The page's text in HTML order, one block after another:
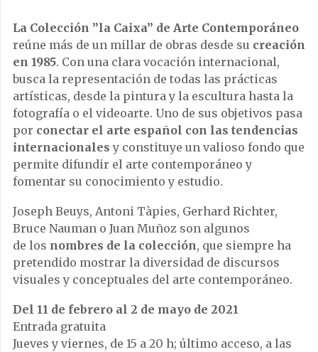
La Colección ”la Caixa” de Arte Contemporáneo
reúne más de un millar de obras desde su creación
en 1985. Con una clara vocación internacional,
busca la representación de todas las prácticas
artísticas, desde la pintura y la escultura hasta la
fotografía o el videoarte. Uno de sus objetivos pasa
por conectar el arte español con las tendencias
internacionales y constituye un valioso fondo que
permite difundir el arte contemporáneo y
fomentar su conocimiento y estudio.
Joseph Beuys, Antoni Tàpies, Gerhard Richter,
Bruce Nauman o Juan Muñoz son algunos
de los nombres de la colección, que siempre ha
pretendido mostrar la diversidad de discursos
visuales y conceptuales del arte contemporáneo.
Del 11 de febrero al 2 de mayo de 2021
Entrada gratuita
Jueves y viernes, de 15 a 20 h; último acceso, a las